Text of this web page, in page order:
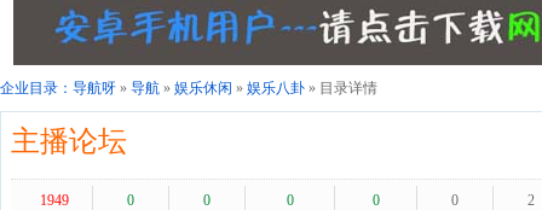
企业目录： 导航呀 » 导航 » 娱乐休闲 » 娱乐八卦 » 目录详情
主播论坛
1949
0
0
0
0
0
2